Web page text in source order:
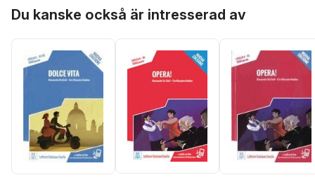
Du kanske också är intresserad av